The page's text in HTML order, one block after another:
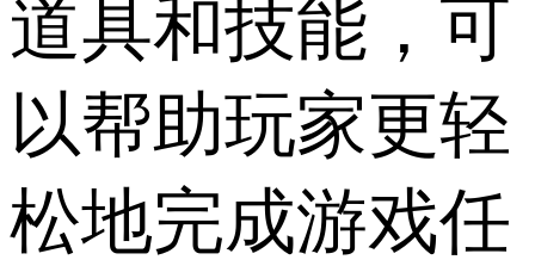
道具和技能，可
以帮助玩家更轻
松地完成游戏任